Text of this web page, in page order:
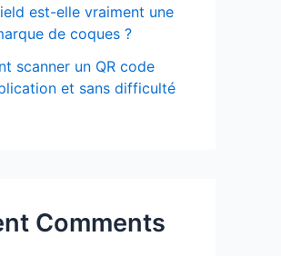
est-elle vraiment une
de coques ?
scanner un QR code
et sans difficulté
Comments